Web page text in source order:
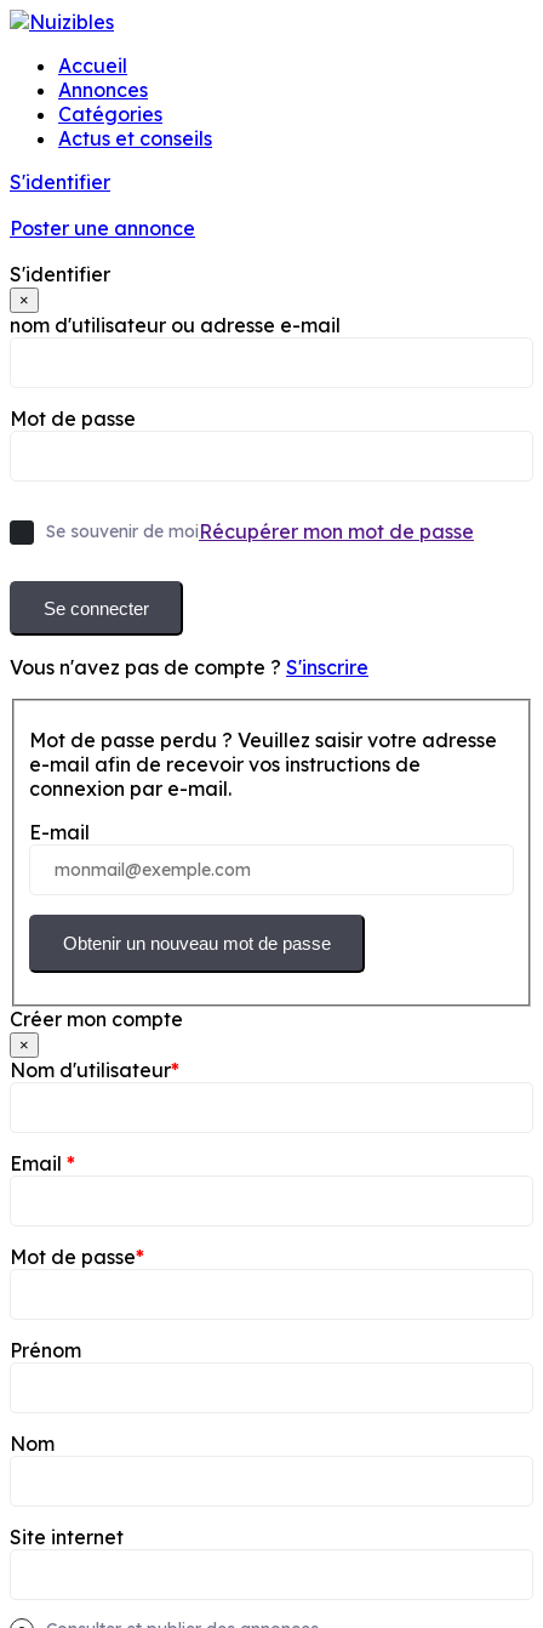
Accueil
Annonces
Catégories
Actus et conseils
S'identifier
Poster une annonce
S'identifier
×
nom d'utilisateur ou adresse e-mail
Mot de passe
Se souvenir de moiRécupérer mon mot de passe
Se connecter
Vous n'avez pas de compte ? S'inscrire
Mot de passe perdu ? Veuillez saisir votre adresse
e-mail afin de recevoir vos instructions de
connexion par e-mail.
E-mail
Obtenir un nouveau mot de passe
Créer mon compte
×
Nom d'utilisateur*
Email *
Mot de passe*
Prénom
Nom
Site internet